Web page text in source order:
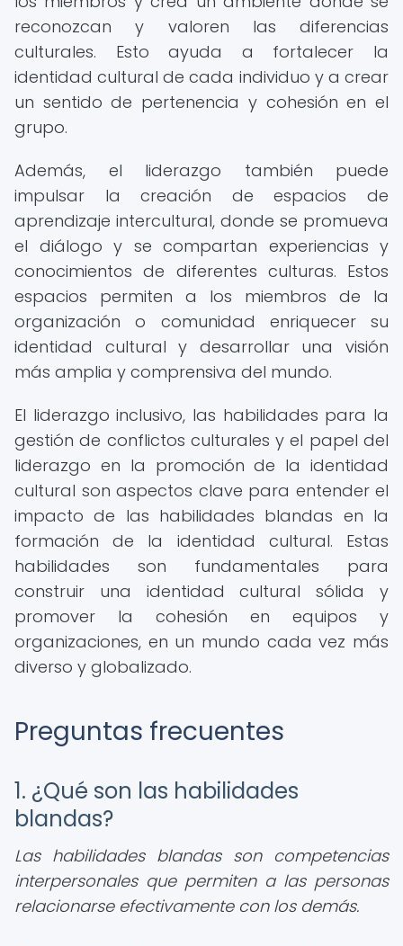
reconozcan y valoren las diferencias
culturales. Esto ayuda a fortalecer la
identidad cultural de cada individuo y a crear
un sentido de pertenencia y cohesión en el
grupo.
Además, el liderazgo también puede
impulsar la creación de espacios de
aprendizaje intercultural, donde se promueva
el diálogo y se compartan experiencias y
conocimientos de diferentes culturas. Estos
espacios permiten a los miembros de la
organización o comunidad enriquecer su
identidad cultural y desarrollar una visión
más amplia y comprensiva del mundo.
El liderazgo inclusivo, las habilidades para la
gestión de conflictos culturales y el papel del
liderazgo en la promoción de la identidad
cultural son aspectos clave para entender el
impacto de las habilidades blandas en la
formación de la identidad cultural. Estas
habilidades son fundamentales para
construir una identidad cultural sólida y
promover la cohesión en equipos y
organizaciones, en un mundo cada vez más
diverso y globalizado.
Preguntas frecuentes
1. ¿Qué son las habilidades
blandas?
Las habilidades blandas son competencias
interpersonales que permiten a las personas
relacionarse efectivamente con los demás.